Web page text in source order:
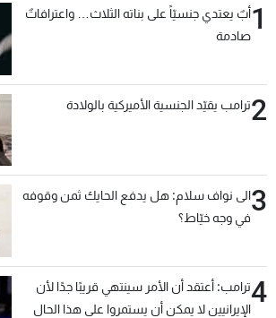
1أبٌ يعتدي جنسيّاً على بناته الثلاث… واعترافاتٌ
صادمة
2ترامب يقيّد الجنسية الأميركية بالولادة
3الى نواف سلام: هل يدفع الحايك ثمن وقوفه
في وجه خيّاط؟
4ترامب: أعتقد أن الأمر سينتهي قريبًا جدًا لأن
الإيرانيين لا يمكن أن يستمروا على هذا الحال
لاعلاناتكم
شروط الإسـتخدام
سياسة الخصوصية